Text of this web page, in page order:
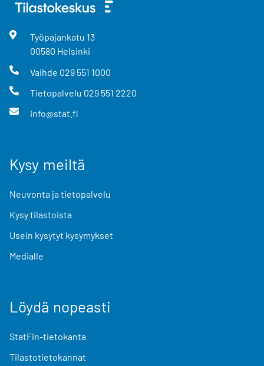
Työpajankatu 13
00580 Helsinki
Vaihde 029 551 1000
Tietopalvelu 029 551 2220
info@stat.fi
Kysy meiltä
Neuvonta ja tietopalvelu
Kysy tilastoista
Usein kysytyt kysymykset
Medialle
Löydä nopeasti
StatFin-tietokanta
Tilastotietokannat